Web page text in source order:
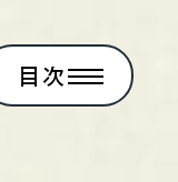
目次
閉じる